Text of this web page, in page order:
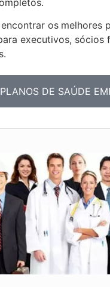
os melhores
executivos, sócios
DE SAÚDE